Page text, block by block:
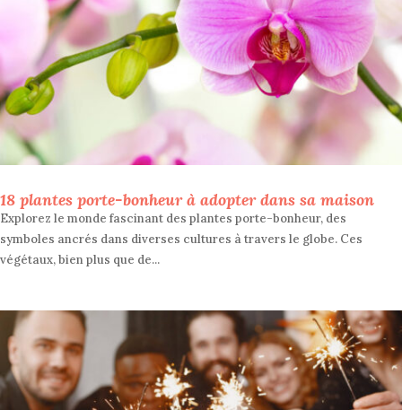
18 plantes porte-bonheur à adopter dans sa maison
Explorez le monde fascinant des plantes porte-bonheur, des
symboles ancrés dans diverses cultures à travers le globe. Ces
végétaux, bien plus que de...